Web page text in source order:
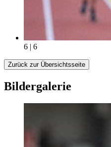
6 | 6
Zurück zur Übersichtsseite
Bildergalerie